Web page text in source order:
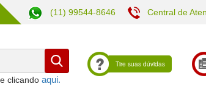
(11) 99544-8646 Central de
clicando
Tire suas dúvidas